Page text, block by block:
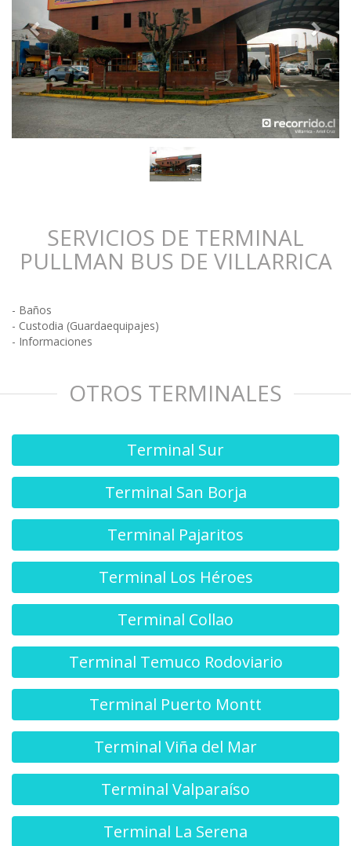
SERVICIOS DE TERMINAL
PULLMAN BUS DE VILLARRICA
- Baños
- Custodia (Guardaequipajes)
- Informaciones
OTROS TERMINALES
Terminal Sur
Terminal San Borja
Terminal Pajaritos
Terminal Los Héroes
Terminal Collao
Terminal Temuco Rodoviario
Terminal Puerto Montt
Terminal Viña del Mar
Terminal Valparaíso
Terminal La Serena